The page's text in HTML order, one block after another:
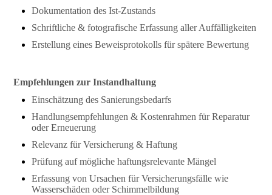
Dokumentation des Ist-Zustands
Schriftliche & fotografische Erfassung aller Auffälligkeiten
Erstellung eines Beweisprotokolls für spätere Bewertung
Empfehlungen zur Instandhaltung
Einschätzung des Sanierungsbedarfs
Handlungsempfehlungen & Kostenrahmen für Reparatur
oder Erneuerung
Relevanz für Versicherung & Haftung
Prüfung auf mögliche haftungsrelevante Mängel
Erfassung von Ursachen für Versicherungsfälle wie
Wasserschäden oder Schimmelbildung